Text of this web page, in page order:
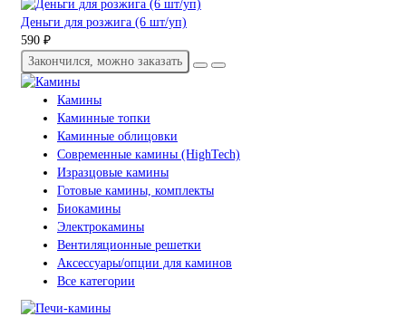
Деньги для розжига (6 шт/уп)
590 ₽
Закончился, можно заказать
Камины
Каминные топки
Каминные облицовки
Современные камины (HighTech)
Изразцовые камины
Готовые камины, комплекты
Биокамины
Электрокамины
Вентиляционные решетки
Аксессуары/опции для каминов
Все категории